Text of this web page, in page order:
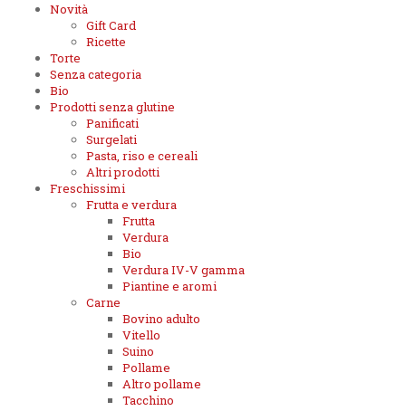
Novità
Gift Card
Ricette
Torte
Senza categoria
Bio
Prodotti senza glutine
Panificati
Surgelati
Pasta, riso e cereali
Altri prodotti
Freschissimi
Frutta e verdura
Frutta
Verdura
Bio
Verdura IV-V gamma
Piantine e aromi
Carne
Bovino adulto
Vitello
Suino
Pollame
Altro pollame
Tacchino